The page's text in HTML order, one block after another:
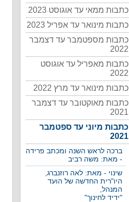
כתבות ממאי עד אוגוסט 2023
כתבות מינואר עד אפריל 2023
כתבות מספטמבר עד דצמבר
2022
כתבות מאפריל עד אוגוסט
2022
כתבות מינואר עד מרץ 2022
כתבות מאוקטובר עד דצמבר
2021
כתבות מיוני עד ספטמבר
2021
ברכה לראש השנה ומכתב פרידה
- מאת: משה רביב
שינוי - מאת: לאה רוזנברג,
היו"רית החדשה של הועד
המנהל,
"ידיד לחינוך"